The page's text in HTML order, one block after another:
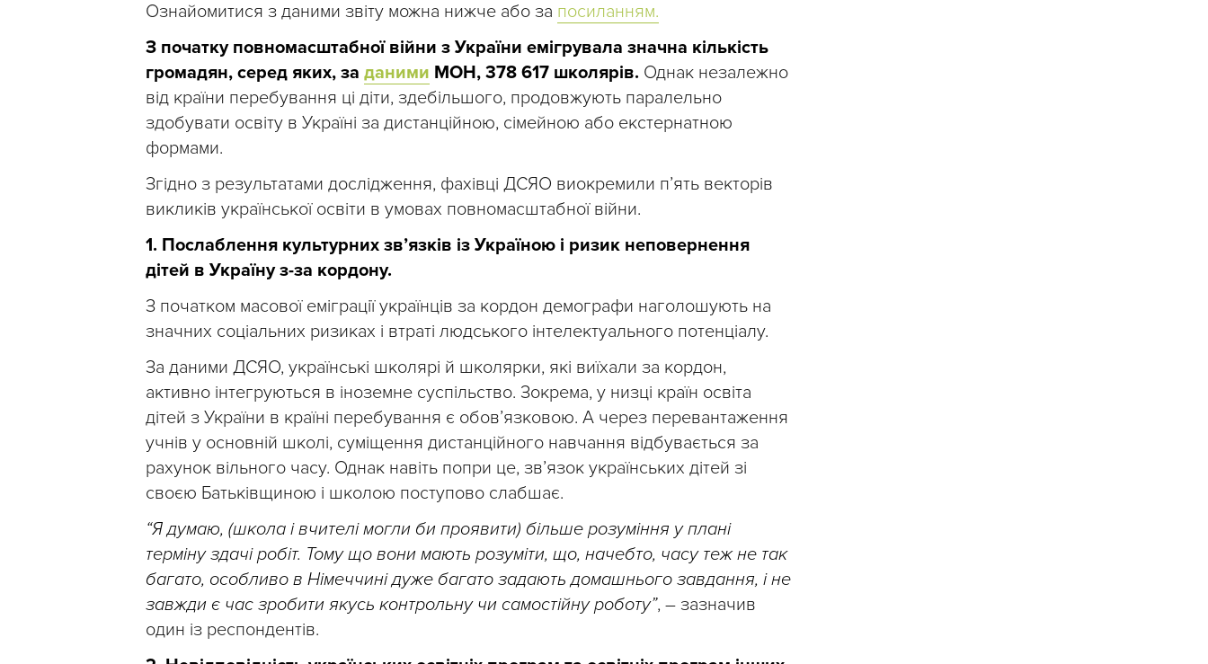
Ознайомитися з даними звіту можна нижче або за посиланням.
З початку повномасштабної війни з України емігрувала значна кількість
громадян, серед яких, за даними МОН, 378 617 школярів. Однак незалежно
від країни перебування ці діти, здебільшого, продовжують паралельно
здобувати освіту в Україні за дистанційною, сімейною або екстернатною
формами.
Згідно з результатами дослідження, фахівці ДСЯО виокремили п’ять векторів
викликів української освіти в умовах повномасштабної війни.
1. Послаблення культурних зв’язків із Україною і ризик неповернення
дітей в Україну з-за кордону.
З початком масової еміграції українців за кордон демографи наголошують на
значних соціальних ризиках і втраті людського інтелектуального потенціалу.
За даними ДСЯО, українські школярі й школярки, які виїхали за кордон,
активно інтегруються в іноземне суспільство. Зокрема, у низці країн освіта
дітей з України в країні перебування є обов’язковою. А через перевантаження
учнів у основній школі, суміщення дистанційного навчання відбувається за
рахунок вільного часу. Однак навіть попри це, зв’язок українських дітей зі
своєю Батьківщиною і школою поступово слабшає.
“Я думаю, (школа і вчителі могли би проявити) більше розуміння у плані
терміну здачі робіт. Тому що вони мають розуміти, що, начебто, часу теж не так
багато, особливо в Німеччині дуже багато задають домашнього завдання, і не
завжди є час зробити якусь контрольну чи самостійну роботу”, – зазначив
один із респондентів.